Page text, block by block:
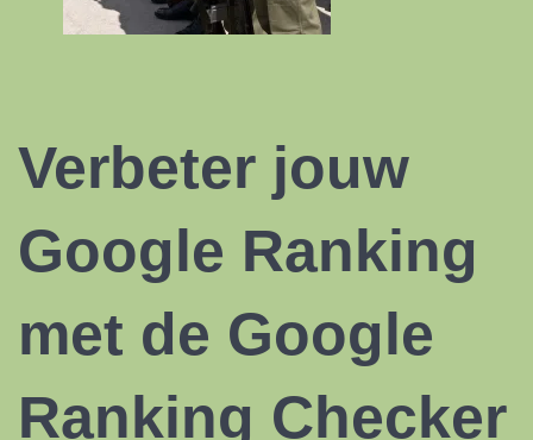
Verbeter jouw
Google Ranking
met de Google
Ranking Checker